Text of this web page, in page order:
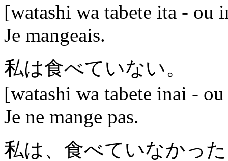
[watashi wa tabete ita - ou
Je mangeais.
私は食べていない。
[watashi wa tabete inai -
Je ne mange pas.
私は、食べていなかっ